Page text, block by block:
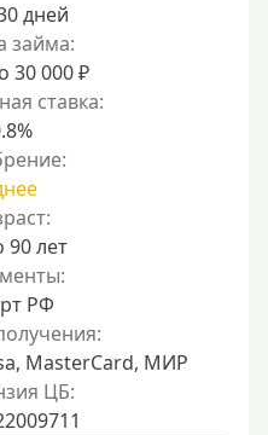
дней
займа:
30 000 ₽
ставка:
90 лет
РФ
MasterCard, МИР
ЦБ: